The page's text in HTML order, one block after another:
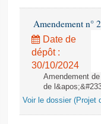
Amendement n°
Date de
dépôt :
30/10/2024
Amendement
de
Voir le dossier (Projet